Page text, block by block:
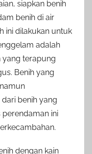
siapkan benih
benih di air
ini dilakukan untuk
adalah
yang terapung
Benih yang
benih yang
perendaman ini
dengan kain